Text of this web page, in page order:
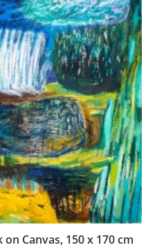
Canvas, 150 x 170 cm